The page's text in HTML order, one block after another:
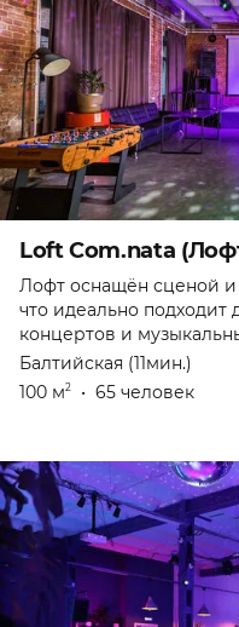
Loft Com.nata
Лофт оснащён сценой
что идеально
концертов и
Балтийская (11мин.)
100 м2 • 65 человек